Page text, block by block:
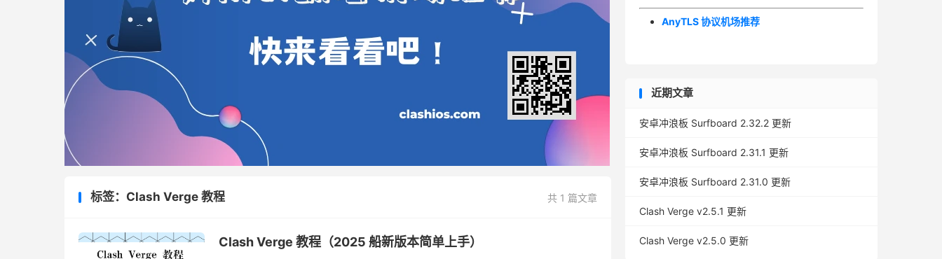
共 1 篇文章
标签：Clash Verge 教程
Clash Verge 教程（2025 船新版本简单上手）
AnyTLS 协议机场推荐
近期文章
安卓冲浪板 Surfboard 2.32.2 更新
安卓冲浪板 Surfboard 2.31.1 更新
安卓冲浪板 Surfboard 2.31.0 更新
Clash Verge v2.5.1 更新
Clash Verge v2.5.0 更新